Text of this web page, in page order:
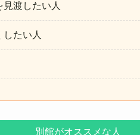
渡したい人
たい人
別館がオススメな人